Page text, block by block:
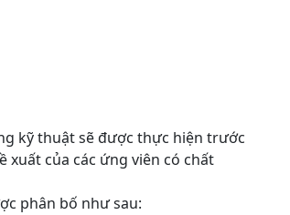
kỹ thuật sẽ được thực hiện trước
xuất của các ứng viên có chất
phân bố như sau: